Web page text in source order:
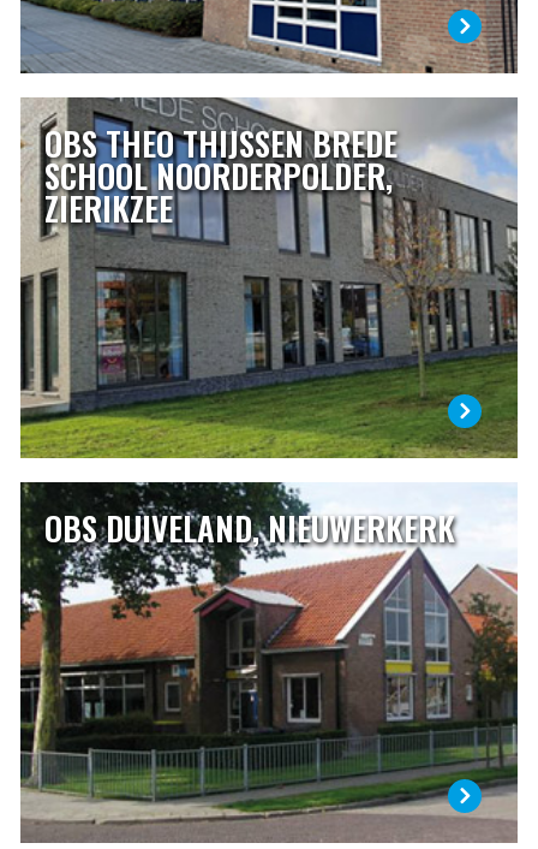
OBS THEO THIJSSEN BREDE
SCHOOL NOORDERPOLDER,
ZIERIKZEE
OBS THEO THIJSSEN BREDE SCHOOL
NOORDERPOLDER, ZIERIKZEE
De basisschool is een stukje van je leven, voor de kinderen
en voor u. U vertrouwt uw kind zo’n 8 jaar toe aan de zorg
van de juffen en meesters. Dat is een belangrijk deel van
een kinderleven. Een basisschool kies je dan ook met zorg.
LEES MEER
OBS DUIVELAND, NIEUWERKERK
OBS DUIVELAND, NIEUWERKERK
OBS Duiveland is de openbare basisschool in
Nieuwerkerk. Met respect voor de dorpscultuur werkt de
school samen met de andere school en de verenigingen en
stichtingen die in het dorp aanwezig zijn. De school wordt
bezocht door kinderen uit Nieuwerkerk en door kinderen
uit de omringende dorpen, Ouwerkerk, Sirjansland en
Oosterland.
LEES MEER